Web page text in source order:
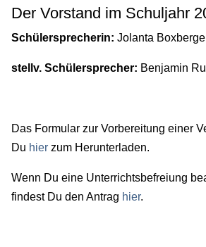
Der Vorstand im Schuljahr
Schülersprecherin: Jolanta
stellv. Schülersprecher: Benjamin
Das Formular zur Vorbereitung einer
Du hier zum Herunterladen.
Wenn Du eine Unterrichtsbefreiung
findest Du den Antrag hier.